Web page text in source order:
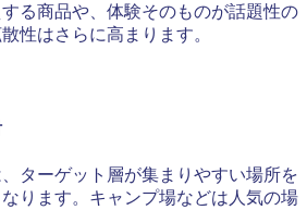
る商品や、体験そのものが話題性の
性はさらに高まります。
ターゲット層が集まりやすい場所を
ります。キャンプ場などは人気の場